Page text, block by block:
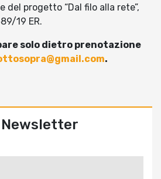
del progetto “Dal filo alla rete”,
19 ER.
solo dietro prenotazione
.